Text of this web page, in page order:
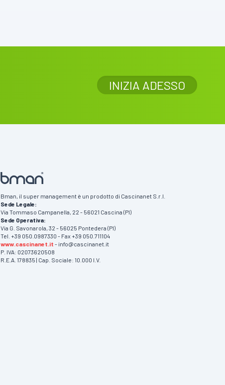
INIZIA ADESSO
Bman, il super management è un prodotto di Cascinanet S.r.l.
Sede Legale:
Via Tommaso Campanella, 22 - 56021 Cascina (PI)
Sede Operativa:
Via G. Savonarola, 32 - 56025 Pontedera (PI)
Tel. +39 050.0987330 - Fax +39 050.711104
www.cascinanet.it - info@cascinanet.it
P. IVA: 02073620508
R.E.A. 178835 | Cap. Sociale: 10.000 I.V.